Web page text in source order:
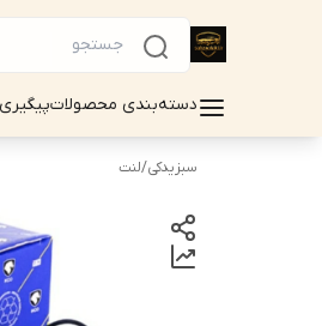
دسته‌بندی محصولات
سبزیدکی/لنت